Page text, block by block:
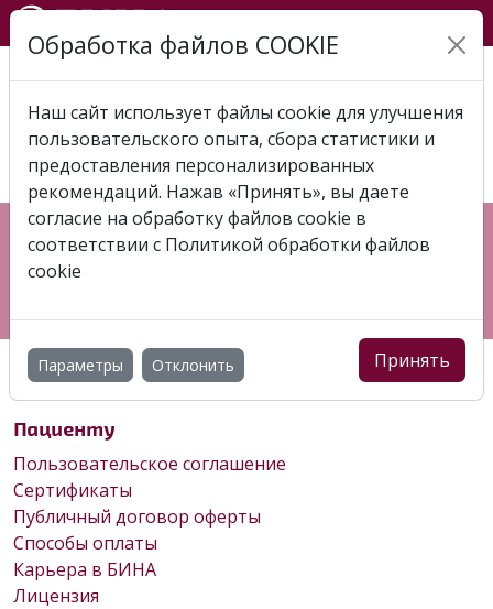
Главная Отзывы Отзыв 2019-05-27 Андрей
ОТЗЫВ 2019-05-27 АНДРЕЙ
Республика Беларусь, г. Витебск, пр-т Фрунзе, 83Ж
+375 (44) 544 00 03
7127 (МТС)
Пациенту
Пользовательское соглашение
Сертификаты
Публичный договор оферты
Способы оплаты
Карьера в БИНА
Лицензия
Обработка файлов COOKIE
Наш сайт использует файлы cookie для улучшения
пользовательского опыта, сбора статистики и
предоставления персонализированных
рекомендаций. Нажав «Принять», вы даете
согласие на обработку файлов cookie в
соответствии с Политикой обработки файлов
cookie
Параметры Отклонить Принять